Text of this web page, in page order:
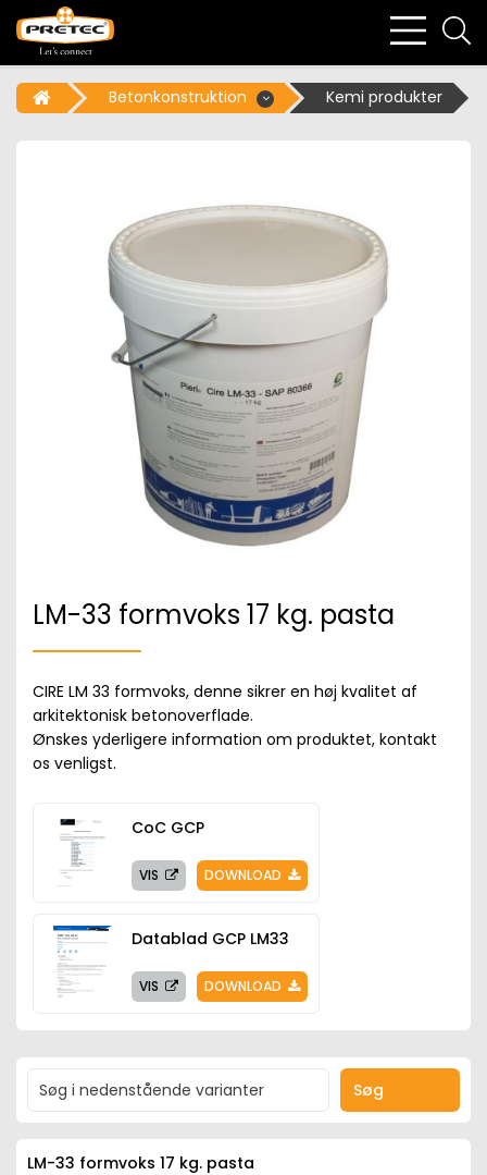
bars
Betonkonstruktion
Kemi produkter
LM-33 formvoks 17 kg. pasta
CIRE LM 33 formvoks, denne sikrer en høj kvalitet af
arkitektonisk betonoverflade.
Ønskes yderligere information om produktet, kontakt
os venligst.
CoC GCP
VIS DOWNLOAD
Datablad GCP LM33
VIS DOWNLOAD
Søg
LM-33 formvoks 17 kg. pasta